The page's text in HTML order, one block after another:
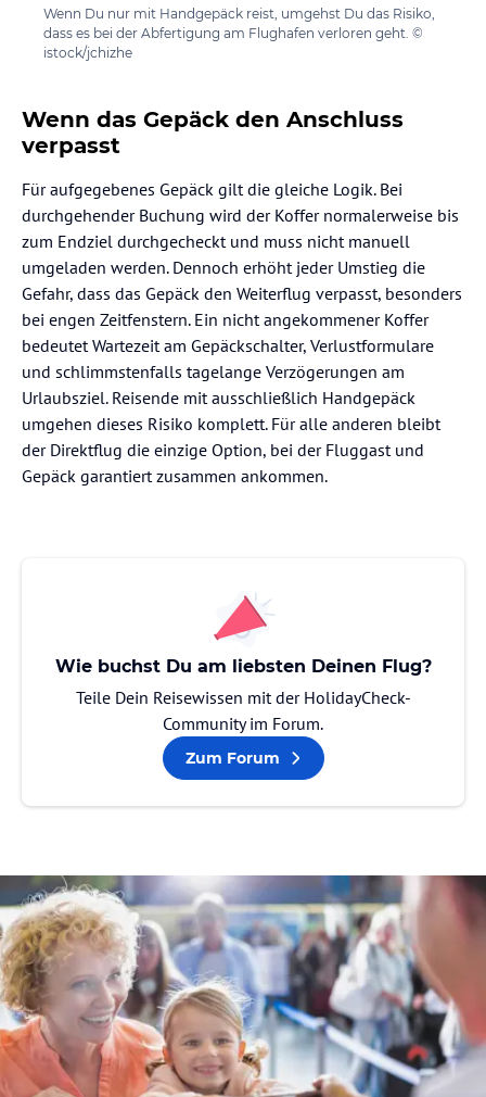
Wenn Du nur mit Handgepäck reist, umgehst Du das Risiko,
dass es bei der Abfertigung am Flughafen verloren geht. ©
istock/jchizhe
Wenn das Gepäck den Anschluss
verpasst
Für aufgegebenes Gepäck gilt die gleiche Logik. Bei
durchgehender Buchung wird der Koffer normalerweise bis
zum Endziel durchgecheckt und muss nicht manuell
umgeladen werden. Dennoch erhöht jeder Umstieg die
Gefahr, dass das Gepäck den Weiterflug verpasst, besonders
bei engen Zeitfenstern. Ein nicht angekommener Koffer
bedeutet Wartezeit am Gepäckschalter, Verlustformulare
und schlimmstenfalls tagelange Verzögerungen am
Urlaubsziel. Reisende mit ausschließlich Handgepäck
umgehen dieses Risiko komplett. Für alle anderen bleibt
der Direktflug die einzige Option, bei der Fluggast und
Gepäck garantiert zusammen ankommen.
Wie buchst Du am liebsten Deinen Flug?
Teile Dein Reisewissen mit der HolidayCheck-
Community im Forum.
Zum Forum